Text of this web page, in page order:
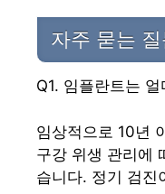
자주 묻는 질
Q1. 임플란트는
임상적으로 10년
구강 위생 관리에
습니다. 정기 검진